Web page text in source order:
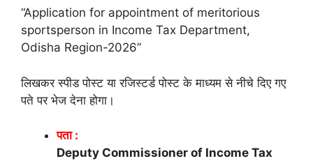
“Application for appointment of meritorious
sportsperson in Income Tax Department,
Odisha Region-2026”
लिखकर स्पीड पोस्ट या रजिस्टर्ड पोस्ट के माध्यम से नीचे दिए गए
पते पर भेज देना होगा।
पता :
Deputy Commissioner of Income Tax